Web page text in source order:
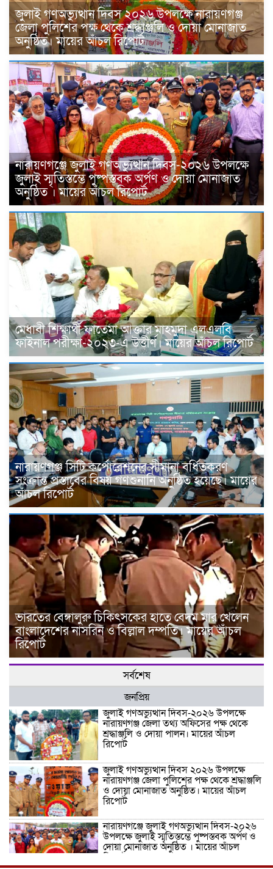
জুলাই গণঅভ্যুত্থান দিবস ২০২৬ উপলক্ষে নারায়ণগঞ্জ
জেলা পুলিশের পক্ষ থেকে শ্রদ্ধাঞ্জলি ও দোয়া মোনাজাত
অনুষ্ঠিত। মায়ের আঁচল রিপোর্ট
নারায়ণগঞ্জে জুলাই গণঅভ্যুত্থান দিবস-২০২৬ উপলক্ষে
জুলাই স্মৃতিস্তম্ভে পুষ্পস্তবক অর্পণ ও দোয়া মোনাজাত
অনুষ্ঠিত । মায়ের আঁচল রিপোর্ট
মেধাবী শিক্ষার্থী ফাতেমা আক্তার মাহমুদা এলএলবি
ফাইনাল পরীক্ষা-২০২৩-এ উত্তীর্ণ। মায়ের আঁচল রিপোর্ট
নারায়ণগঞ্জ সিটি কর্পোরেশনের সীমানা বর্ধিতকরণ
সংক্রান্ত প্রস্তাবের বিষয় গণশুনানি অনুষ্ঠিত হয়েছে। মায়ের
আঁচল রিপোর্ট
ভারতের বেঙ্গালুরু চিকিৎসকের হাতে বেদম মার খেলেন
বাংলাদেশের নাসরিন ও বিল্লাল দম্পতি। মায়ের আঁচল
রিপোর্ট
সর্বশেষ
জনপ্রিয়
জুলাই গণঅভ্যুত্থান দিবস-২০২৬ উপলক্ষে
নারায়ণগঞ্জ জেলা তথ্য অফিসের পক্ষ থেকে
শ্রদ্ধাঞ্জলি ও দোয়া পালন। মায়ের আঁচল
রিপোর্ট
জুলাই গণঅভ্যুত্থান দিবস ২০২৬ উপলক্ষে
নারায়ণগঞ্জ জেলা পুলিশের পক্ষ থেকে শ্রদ্ধাঞ্জলি
ও দোয়া মোনাজাত অনুষ্ঠিত। মায়ের আঁচল
রিপোর্ট
নারায়ণগঞ্জে জুলাই গণঅভ্যুত্থান দিবস-২০২৬
উপলক্ষে জুলাই স্মৃতিস্তম্ভে পুষ্পস্তবক অর্পণ ও
দোয়া মোনাজাত অনুষ্ঠিত । মায়ের আঁচল
রিপোর্ট